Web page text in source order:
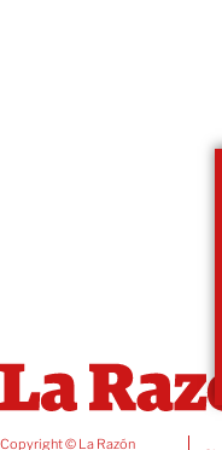
Copyright © La Razón